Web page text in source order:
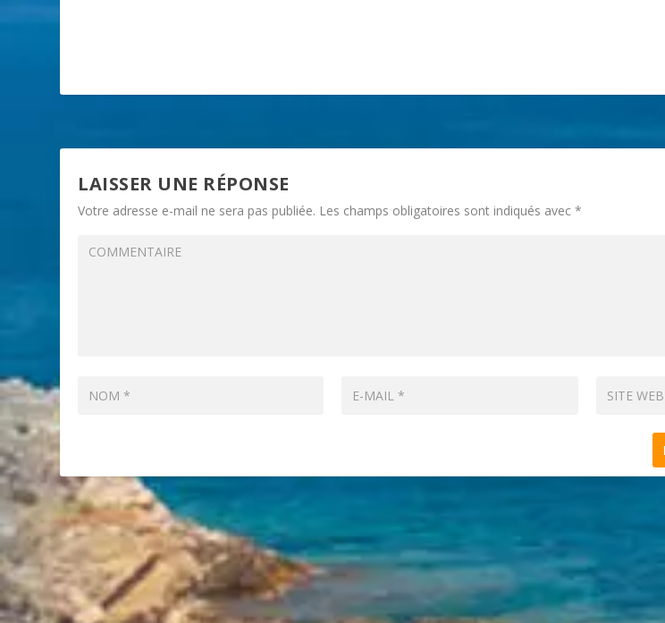
LAISSER UNE RÉPONSE
Votre adresse e-mail ne sera pas publiée. Les champs obligatoires sont indiqués avec*